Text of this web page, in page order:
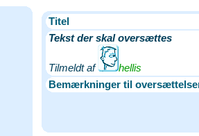
Titel
Tekst der skal oversættes
Tilmeldt af
hellis
Bemærkninger til